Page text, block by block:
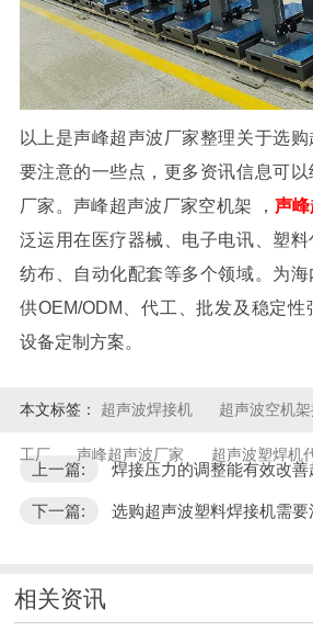
以上是声峰超声波厂家整理关于选
要注意的一些点，更多资讯信息可
厂家。 声峰超声波厂家空机架 ， 声峰
泛运用在医疗器械、电子电讯、塑
纺布、自动化配套等多个领域。为
供OEM/ODM、代工、批发及稳定
设备定制方案。
本文标签： 超声波焊接机 超声波空机
工厂 声峰超声波厂家 超声波塑焊机
上一篇: 焊接压力的调整能有效改
下一篇: 选购超声波塑料焊接机需
相关资讯